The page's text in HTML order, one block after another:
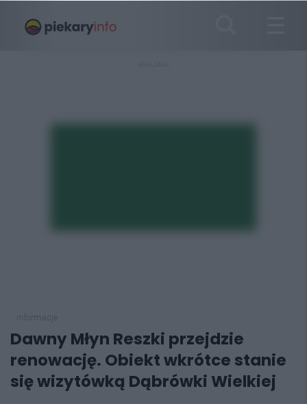
Dawny Młyn Reszki przejdzie
renowację. Obiekt wkrótce stanie
się wizytówką Dąbrówki Wielkiej